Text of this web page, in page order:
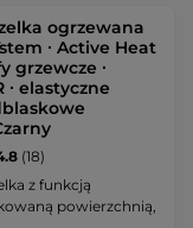
ogrzewana
∙ Active Heat
grzewcze ∙
elastyczne
(18)
z funkcją
powierzchnią,